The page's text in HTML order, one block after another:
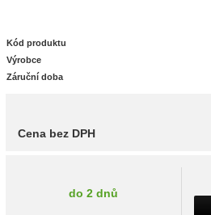
Kód produktu
Výrobce
Záruční doba
Cena bez DPH
do 2 dnů